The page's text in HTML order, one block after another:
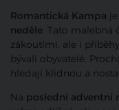
Romantická Kampa
neděle. Tato malebná
zákoutími, ale i
bývalí obyvatelé.
hledají klidnou a
Na poslední adventní